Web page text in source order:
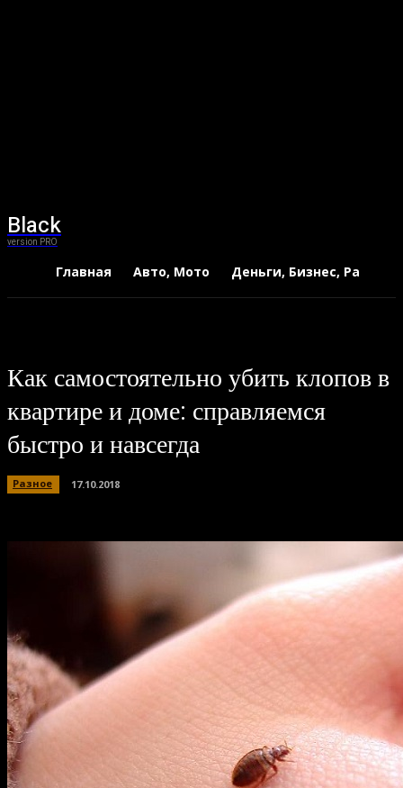
Black
version PRO
Главная Авто, Мото Деньги, Бизнес, Работа
Как самостоятельно убить клопов в
квартире и доме: справляемся
быстро и навсегда
Разное 17.10.2018